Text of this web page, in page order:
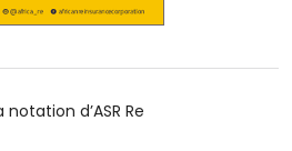
d’ASR Re